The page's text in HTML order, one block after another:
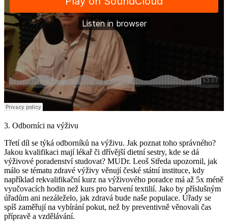
3. Odborníci na výživu
Třetí díl se týká odborníků na výživu. Jak poznat toho správného?
Jakou kvalifikaci mají lékař či dřívější dietní sestry, kde se dá
výživové poradenství studovat? MUDr. Leoš Středa upozornil, jak
málo se tématu zdravé výživy věnují české státní instituce, kdy
například rekvalifikační kurz na výživového poradce má až 5x méně
vyučovacích hodin než kurs pro barvení textilií. Jako by příslušným
úřadům ani nezáleželo, jak zdravá bude naše populace. Úřady se
spíš zaměřují na vybírání pokut, než by preventivně věnovali čas
přípravě a vzdělávání.